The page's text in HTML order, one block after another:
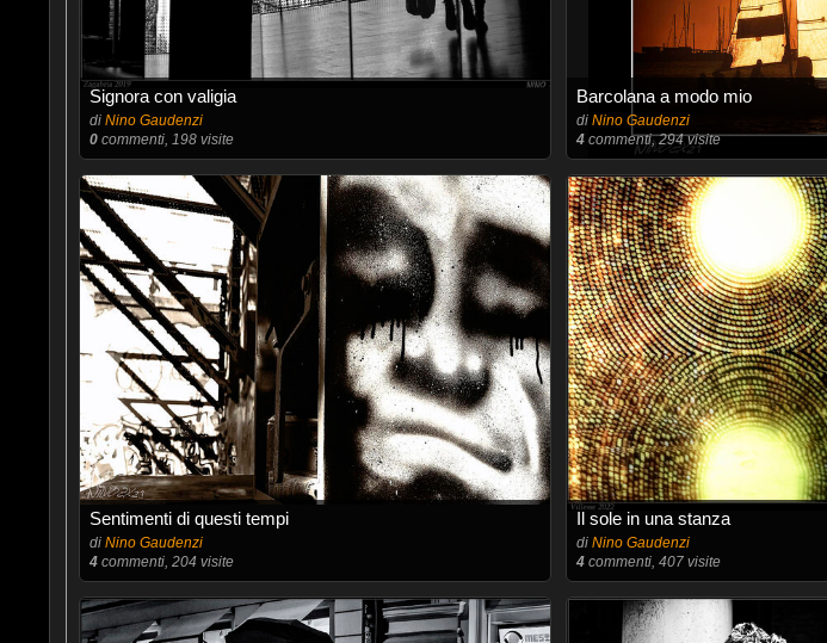
Signora con valigia
di Nino Gaudenzi
0commenti, 198 visite
Barcolana a modo mio
di Nino Gaudenzi
4commenti, 294 visite
Sentimenti di questi tempi
di Nino Gaudenzi
4commenti, 204 visite
Il sole in una stanza
di Nino Gaudenzi
4commenti, 407 visite